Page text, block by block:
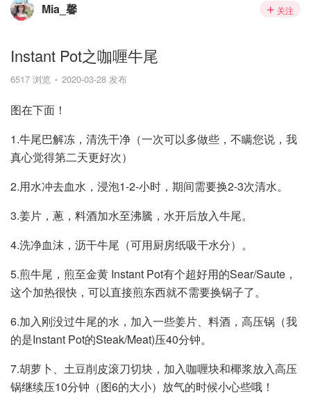
Mia_馨 关注
Instant Pot之咖喱牛尾
6517 浏览 2020-03-28 发布
图在下面！
1.牛尾巴解冻，清洗干净（一次可以多做些，不瞒您说，我
真心觉得第二天更好次）
2.用水冲去血水，浸泡1-2-小时，期间需要换2-3次清水。
3.姜片，蔥，料酒加水至沸騰，水开后放入牛尾。
4.洗净血沫，沥干牛尾（可用厨房纸吸干水分）。
5.煎牛尾，煎至金黄 Instant Pot有个超好用的Sear/Saute，
这个加热很快，可以直接煎东西就不需要换锅子了。
6.加入刚没过牛尾的水，加入一些姜片、料酒，高压锅（我
的是Instant Pot的Steak/Meat)压40分钟。
7.胡萝卜、土豆削皮滚刀切块，加入咖喱块和椰浆放入高压
锅继续压10分钟（图6的大小）放气的时候小心些哦！